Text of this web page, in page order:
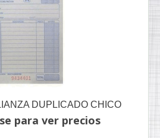
DUPLICADO CHICO
para ver precios